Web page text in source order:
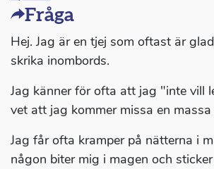
Fråga
Hej. Jag är en tjej som oftast är
skrika inombords.
Jag känner för ofta att jag "inte vill
vet att jag kommer missa en massa
Jag får ofta kramper på nätterna i
någon biter mig i magen och